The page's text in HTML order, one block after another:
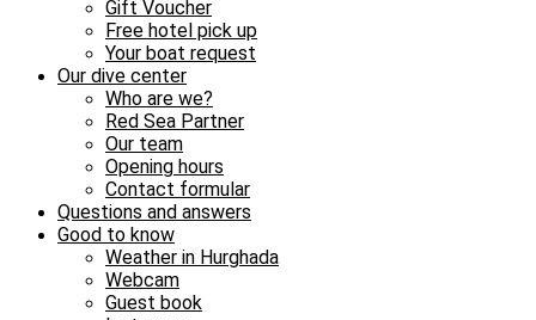
Gift Voucher
Free hotel pick up
Your boat request
Our dive center
Who are we?
Red Sea Partner
Our team
Opening hours
Contact formular
Questions and answers
Good to know
Weather in Hurghada
Webcam
Guest book